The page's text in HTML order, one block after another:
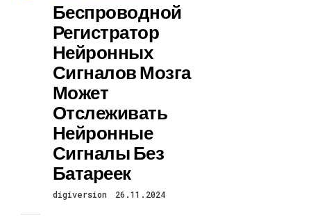
Беспроводной
Регистратор
Нейронных
Сигналов Мозга
Может
Отслеживать
Нейронные
Сигналы Без
Батареек
digiversion 26.11.2024